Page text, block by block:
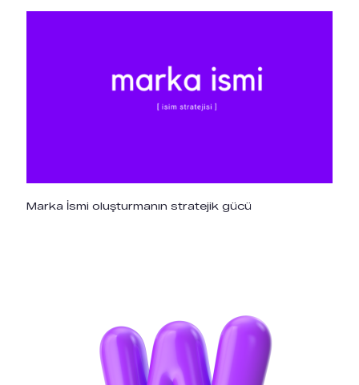
Marka İsmi oluşturmanın stratejik gücü